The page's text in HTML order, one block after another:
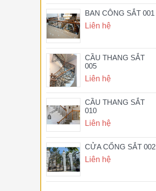
BAN CÔNG SẮT 001
Liên hệ
CẦU THANG SẮT
005
Liên hệ
CẦU THANG SẮT
010
Liên hệ
CỬA CỔNG SẮT 002
Liên hệ